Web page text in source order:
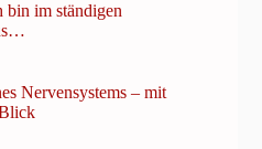
bin im ständigen
Nervensystems – mit